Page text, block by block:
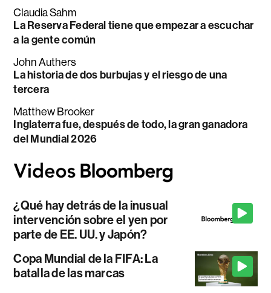
Claudia Sahm
La Reserva Federal tiene que empezar a escuchar
a la gente común
John Authers
La historia de dos burbujas y el riesgo de una
tercera
Matthew Brooker
Inglaterra fue, después de todo, la gran ganadora
del Mundial 2026
¿Qué hay detrás de la inusual
intervención sobre el yen por
parte de EE. UU. y Japón?
Copa Mundial de la FIFA: La
batalla de las marcas